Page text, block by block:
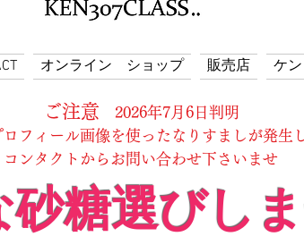
オンライン ショップ 販売店 ケ
​ご注意 2026年7月6日判明
フィール画像を使ったなりすましが発生
コンタクトからお問い合わせ下さいませ
糖選びし